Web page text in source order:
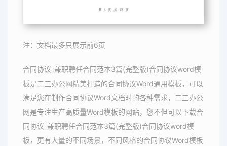
注：文档最多只展示前6页
合同协议_兼职聘任合同范本3篇(完整版)合同协议word模
板是二三办公网精美打造的合同协议Word通用模板，可以
满足您在制作合同协议Word文档时的各种需求，二三办公
网是专注生产高质量Word模板的网站，您不但可以下载合
同协议_兼职聘任合同范本3篇(完整版)合同协议word模
板，更有大量的不同场景，不同风格的合同协议Word模板